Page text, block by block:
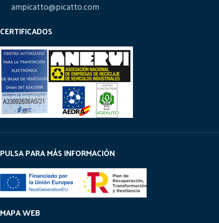
ampicatto@picatto.com
CERTIFICADOS
PULSA PARA MÁS INFORMACIÓN
MAPA WEB